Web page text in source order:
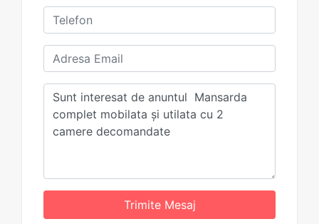
Trimite Mesaj